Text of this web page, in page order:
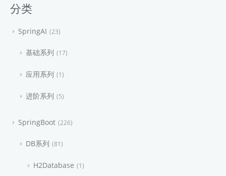
分类
SpringAI 23
基础系列 17
应用系列 1
进阶系列 5
SpringBoot 226
DB系列 81
H2Database 1